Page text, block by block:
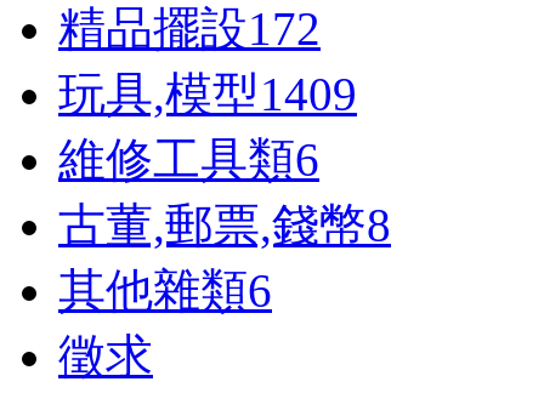
精品擺設172
玩具,模型1409
維修工具類6
古董,郵票,錢幣8
其他雜類6
徵求